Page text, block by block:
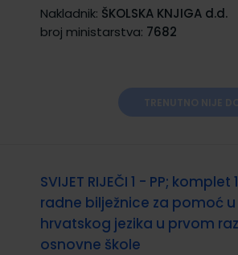
Nakladnik: ŠKOLSKA KNJIGA d.d.
broj ministarstva: 7682
SVIJET RIJEČI 1 - PP; komplet
radne bilježnice za pomoć
hrvatskog jezika u prvom
osnovne škole